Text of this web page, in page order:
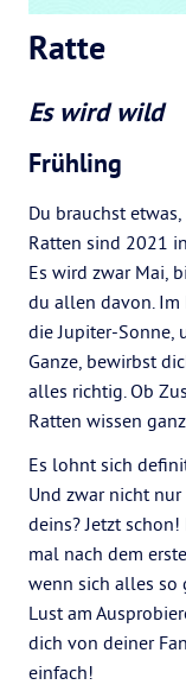
Ratte
Es wird wild
Frühling
Du brauchst
Ratten sind 2021
Es wird zwar Mai,
du allen davon.
die Jupiter-Sonne,
Ganze, bewirbst
alles richtig. Ob
Ratten wissen
Es lohnt sich
Und zwar nicht
deins? Jetzt
mal nach dem
wenn sich alles so
Lust am
dich von deiner
einfach!